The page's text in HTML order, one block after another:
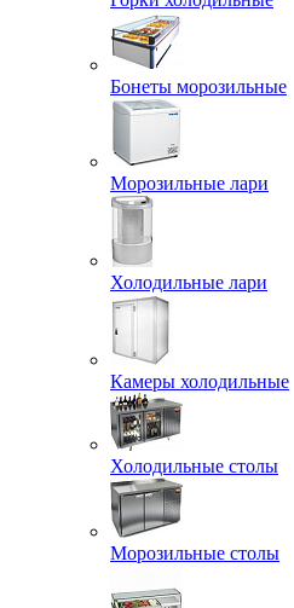
Бонеты морозильные
Морозильные лари
Холодильные лари
Камеры холодильные
Холодильные столы
Морозильные столы